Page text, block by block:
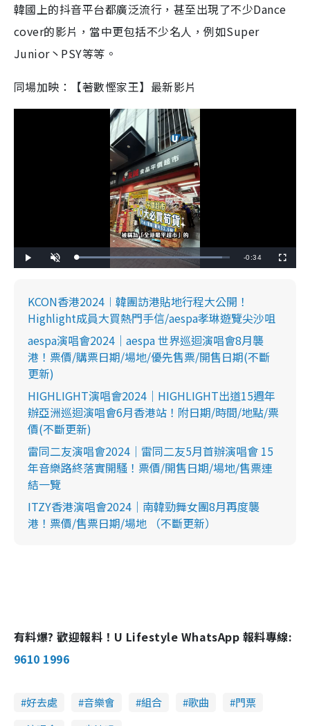
韓國上的抖音平台都廣泛流行，甚至出現了不少Dance
cover的影片，當中更包括不少名人，例如Super
Junior丶PSY等等。
同場加映：【著數慳家王】最新影片
l
n
L
o
:
9
5
.
%
R
m
a
i
n
n
i
e
-0:34
u
e
n
KCON香港2024︱韓團訪港貼地行程大公開！
Highlight成員大買熱門手信/aespa孝琳遊覽尖沙咀
aespa演唱會2024｜aespa 世界巡迴演唱會8月襲
港！票價/購票日期/場地/優先售票/開售日期(不斷
更新)
HIGHLIGHT演唱會2024｜HIGHLIGHT出道15週年
辦亞洲巡迴演唱會6月香港站！附日期/時間/地點/票
價(不斷更新)
雷同二友演唱會2024｜雷同二友5月首辦演唱會 15
年音樂路終落實開騷！票價/開售日期/場地/售票連
結一覽
ITZY香港演唱會2024｜南韓勁舞女團8月再度襲
港！票價/售票日期/場地 （不斷更新）
有料爆? 歡迎報料！U Lifestyle WhatsApp 報料專線:
9610 1996
好去處 音樂會 組合 歌曲
門票